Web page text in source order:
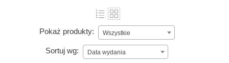
Pokaż produkty: Wszystkie
Sortuj wg: Data wydania